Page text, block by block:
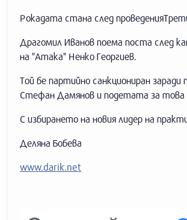
Рокадата стана след
Драгомил Иванов поема поста след
на "Атака" Ненко Георгиев.
Той бе партийно санкциониран
Стефан Дамянов и подетата за това
С избирането на новия лидер на
Деляна Бобева
www.darik.net